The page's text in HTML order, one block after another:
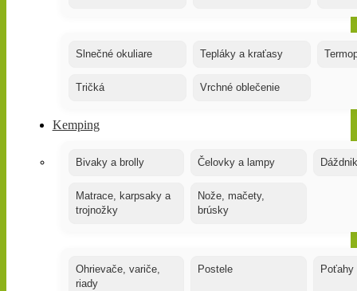
Slnečné okuliare Tepláky a kraťasy
Tričká Vrchné oblečenie
Kemping
Bivaky a brolly Čelovky a lampy
Matrace, karpsaky a
trojnožky
Nože, mačety,
brúsky
Ohrievače, variče,
riady
Postele Poťahy